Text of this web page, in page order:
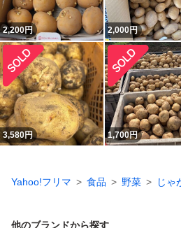
2,200円 2,000円
3,580円 1,700円
Yahoo!フリマ 食品 野菜 じゃ
他のブランドから探す